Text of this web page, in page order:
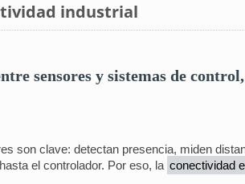
industrial
sensores y sistemas de
son clave: detectan presencia, miden
el controlador. Por eso, la conectividad